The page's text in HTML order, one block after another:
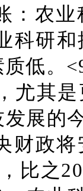
：农
科研
低。
尤其
展的
财政
比之